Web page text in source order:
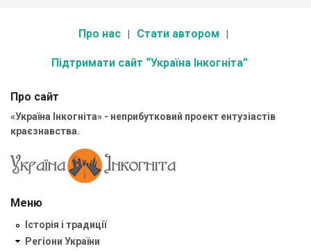
Про нас Стати автором
Підтримати сайт “Україна Інкогніта”
Про сайт
«Україна Інкогніта» - неприбутковий проект ентузіастів
краєзнавства.
Меню
Історія і традиції
Регіони України